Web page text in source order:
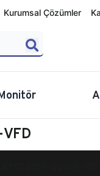
Kurumsal Çözümler